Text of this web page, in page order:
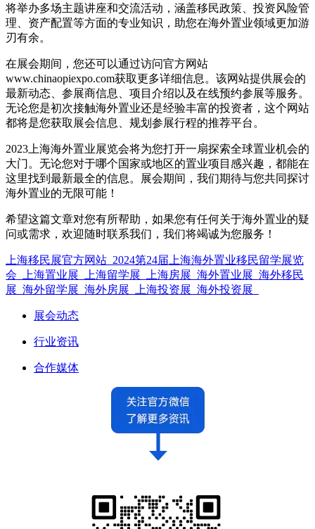
将举办多场主题讲座和交流活动，涵盖移民政策、投资风险管
理、资产配置等方面的专业知识，助您在海外置业领域更加游
刃有余。
在展会期间，您还可以通过访问官方网站
www.chinaopiexpo.com获取更多详细信息。该网站提供展会的
最新动态、参展商信息、项目介绍以及在线预约参展等服务。
无论您是初次接触海外置业还是经验丰富的投资者，这个网站
都将是您获取展会信息、规划参展行程的推荐平台。
2023上海海外置业展览会将为您打开一扇探索全球置业机会的
大门。无论您对于哪个国家或地区的置业项目感兴趣，都能在
这里找到最新最全的信息。展会期间，我们期待与您共同探讨
海外置业的无限可能！
希望这篇文章对您有所帮助，如果您有任何关于海外置业的疑
问或需求，欢迎随时联系我们，我们将竭诚为您服务！
上海移民展官方网站_2024第24届上海海外置业移民留学展览
会_上海置业展_上海留学展_上海房展_海外置业展_海外移民
展_海外留学展_海外房展_上海投资展_海外投资展_
展会动态
行业资讯
合作媒体